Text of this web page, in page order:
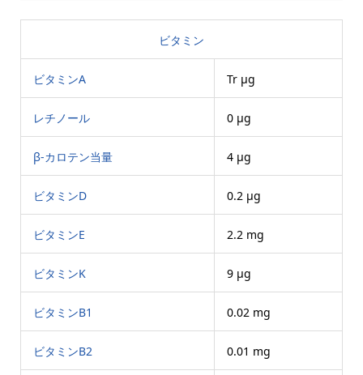
ビタミン
ビタミンA Tr μg
レチノール 0 μg
β-カロテン当量 4 μg
ビタミンD 0.2 μg
ビタミンE 2.2 mg
ビタミンK 9 μg
ビタミンB1 0.02 mg
ビタミンB2 0.01 mg